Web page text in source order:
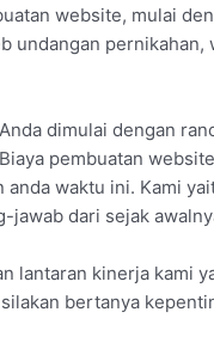
website, mulai
undangan
dimulai dengan
pembuatan
waktu ini. Kami
dari sejak
lantaran kinerja kami
bertanya